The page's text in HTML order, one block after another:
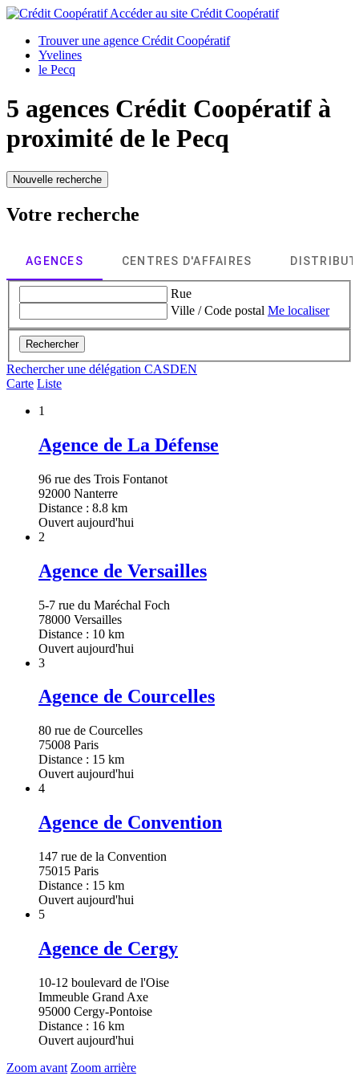
Accéder au site Crédit Coopératif
Trouver une agence Crédit Coopératif
Yvelines
le Pecq
5 agences Crédit Coopératif à
proximité de le Pecq
Nouvelle recherche
Votre recherche
AGENCES CENTRES D'AFFAIRES
Rue
Ville / Code postal Me localiser
Rechercher
Rechercher une délégation CASDEN
Carte Liste
1
Agence de La Défense
96 rue des Trois Fontanot
92000 Nanterre
Distance : 8.8 km
Ouvert aujourd'hui
2
Agence de Versailles
5-7 rue du Maréchal Foch
78000 Versailles
Distance : 10 km
Ouvert aujourd'hui
3
Agence de Courcelles
80 rue de Courcelles
75008 Paris
Distance : 15 km
Ouvert aujourd'hui
4
Agence de Convention
147 rue de la Convention
75015 Paris
Distance : 15 km
Ouvert aujourd'hui
5
Agence de Cergy
10-12 boulevard de l'Oise
Immeuble Grand Axe
95000 Cergy-Pontoise
Distance : 16 km
Ouvert aujourd'hui
Zoom avant Zoom arrière